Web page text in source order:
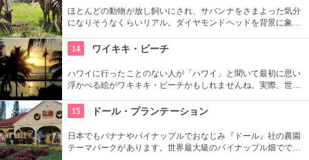
が人気の理由。
ほとんどの動物が放し飼いにされ、サバンナをさまよった気分
になりそうなくらいリアル。ダイヤモンドヘッドを背景に象さ
ルーツを観察できたりと、随所でハワイらしさも楽しめます。
14 ワイキキ・ビーチ
ハワイに行ったことのない人が「ハワイ」と聞いて最初に思い
浮かべる絵がワキキキ・ビーチかもしれませんね。実際、世界
ド・ヘッドが広がるビーチを散策し、「ハワイに来た！」を実
感したいものですね。
15 ドール・プランテーション
日本でもバナナやパイナップルでおなじみ『ドール』社の農園
テーマパークがあります。世界最大級のパイナップル畑ででき